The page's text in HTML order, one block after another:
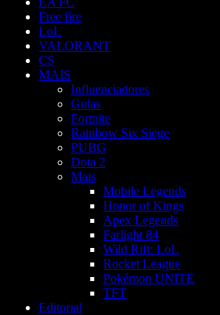
Free fire
LoL
VALORANT
CS
MAIS
Influenciadores
Guias
Fortnite
Rainbow Six Siege
PUBG
Dota 2
Mais
Mobile Legends
Honor of Kings
Apex Legends
Farlight 84
Wild Rift: LoL
Rocket League
Pokémon UNITE
TFT
Editorial